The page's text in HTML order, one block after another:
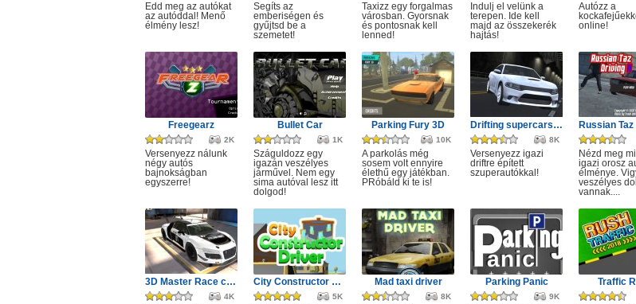
Edd meg az autókat
az autóddal! Menő
élmény lesz!
Segíts az
emberiségen és
gyűjtsd be a
szemetet!
Taxizz egy forgalmas
városban. Gyorsnak
és pontosnak kell
lenned!
Indulj el velünk a
terepen. Ide kell
majd az összekerék
hajtás!
Autózz a
online!
Freegearz
2K
Versenyezz nálunk
négy autós
bajnokságban
egyszerre!
Bullet Car
1K
Száguldozz egy
igazán veszélyes
járművel. Nem egy
sima autóval lesz itt
dolgod!
Parking Fury 3D
10K
A parkolás még
sosem volt ennyire
élethű egy játékban.
PRóbáld ki te is!
Drifting supercars racing 3D
8K
Versenyezz igazi
driftre épített
szuperautókkal!
Nézd meg
igazi orosz
élménye.
veszélyes
vannak....
3D Master Race city drift
4K
City Constructor Driver 3D
5K
Mad taxi driver
8K
Parking Panic
9K
Traffic